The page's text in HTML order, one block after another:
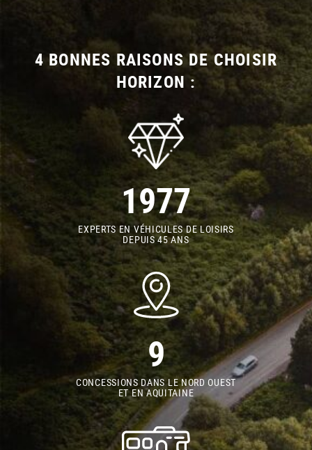
4 BONNES RAISONS DE CHOISIR
HORIZON :
1977
EXPERTS EN VÉHICULES DE LOISIRS
DEPUIS 45 ANS
9
CONCESSIONS DANS LE NORD OUEST
ET EN AQUITAINE